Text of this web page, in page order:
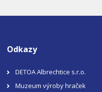
Odkazy
DETOA Albrechtice s.r.o.
Muzeum výroby hraček